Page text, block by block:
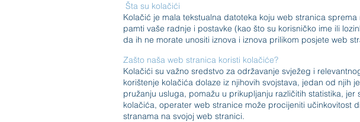
Šta su kolačići
Kolačić je mala tekstualna datoteka koju web stranica
pamti vaše radnje i postavke (kao što su korisničko ime ili
da ih ne morate unositi iznova i iznova prilikom posjete web
Zašto naša web stranica koristi kolačiće?
Kolačići su važno sredstvo za održavanje svježeg i
korištenje kolačića dolaze iz njihovih svojstava, jedan od njih
pružanju usluga, pomažu u prikupljanju različitih statistika,
kolačića, operater web stranice može procijeniti učinkovitost
stranama na svojoj web stranici.